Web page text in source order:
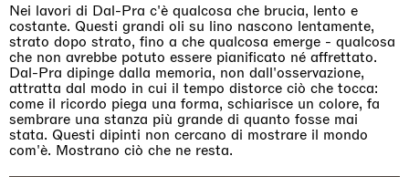
Nei lavori di Dal-Pra c'è qualcosa che brucia, lento e
costante. Questi grandi oli su lino nascono lentamente,
strato dopo strato, fino a che qualcosa emerge - qualcosa
che non avrebbe potuto essere pianificato né affrettato.
Dal-Pra dipinge dalla memoria, non dall'osservazione,
attratta dal modo in cui il tempo distorce ciò che tocca:
come il ricordo piega una forma, schiarisce un colore, fa
sembrare una stanza più grande di quanto fosse mai
stata. Questi dipinti non cercano di mostrare il mondo
com'è. Mostrano ciò che ne resta.